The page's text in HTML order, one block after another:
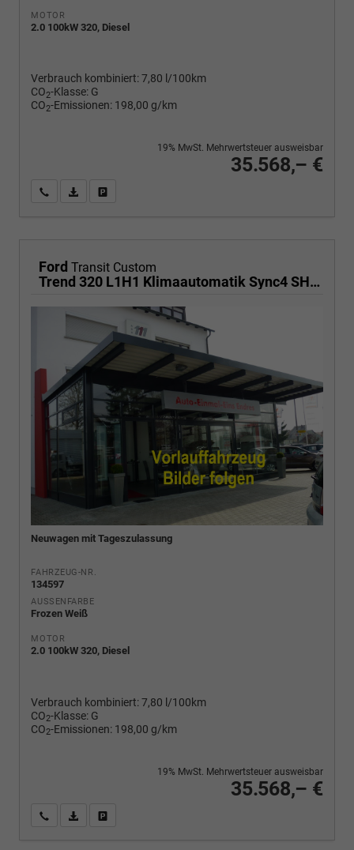
MOTOR
2.0 100kW 320, Diesel
Verbrauch kombiniert:7,80 l/100km
CO2-Klasse: G
CO2-Emissionen: 198,00 g/km
35.568,– €
19% MwSt. Mehrwertsteuer ausweisbar
Wir rufen Sie anPDF-Fahrzeugexposé drucken
Ford Transit Custom
Trend 320 L1H1 Klimaautomatik Sync4 SHZ 2 x Einparkhilfe Kamera 5JG
Neuwagen mit Tageszulassung
FAHRZEUG-NR.
134597
AUSSENFARBE
Frozen Weiß
MOTOR
2.0 100kW 320, Diesel
Verbrauch kombiniert:7,80 l/100km
CO2-Klasse: G
CO2-Emissionen: 198,00 g/km
35.568,– €
19% MwSt. Mehrwertsteuer ausweisbar
Wir rufen Sie anPDF-Fahrzeugexposé drucken